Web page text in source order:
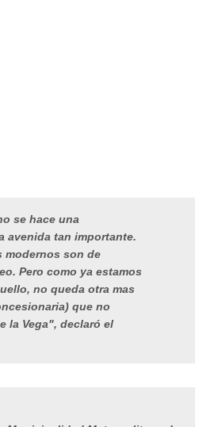
se hace una
avenida tan importante.
modernos son de
Pero como ya estamos
no queda otra mas
que no
la Vega", declaró el